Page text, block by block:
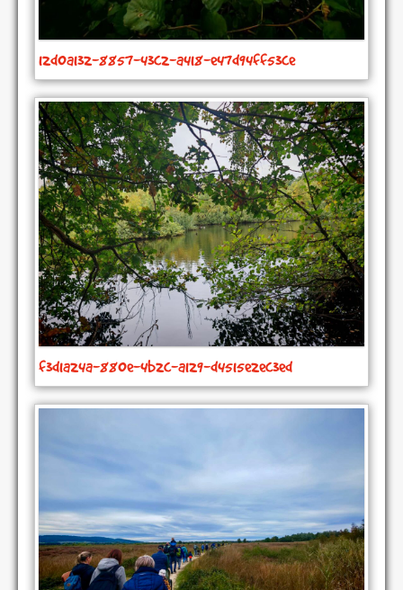
12d0a132-8857-43c2-a418-e47d94ff53ce
f3d1a24a-880e-4b2c-a129-d4515e2ec3ed